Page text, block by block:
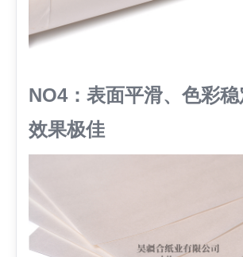
NO4：表面平滑、色彩稳
效果极佳